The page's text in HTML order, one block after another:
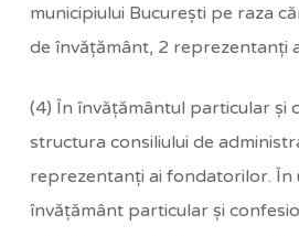
municipiului Bucureşti pe raza
de învăţământ, 2 reprezentanţi
(4) În învăţământul particular şi
structura consiliului de
reprezentanţi ai fondatorilor. În
învăţământ particular şi